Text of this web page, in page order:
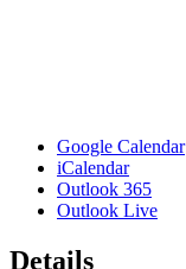
Google Calendar
iCalendar
Outlook 365
Outlook Live
Details